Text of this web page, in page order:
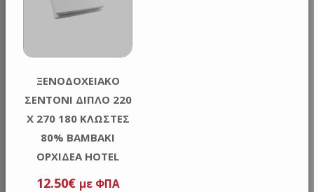
ΞΕΝΟΔΟΧΕΙΑΚΟ
ΣΕΝΤΟΝΙ ΔΙΠΛΟ 220
Χ 270 180 ΚΛΩΣΤΕΣ
80% ΒΑΜΒΑΚΙ
ΟΡΧΙΔΕΑ HOTEL
12.50€ με ΦΠΑ